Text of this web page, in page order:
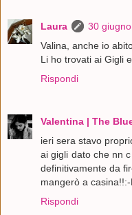
Laura
30
Valina, anche io
Li ho trovati ai Gigli
Rispondi
Valentina | The
ieri sera stavo
ai gigli dato che nn
definitivamente da
mangerò a
Rispondi